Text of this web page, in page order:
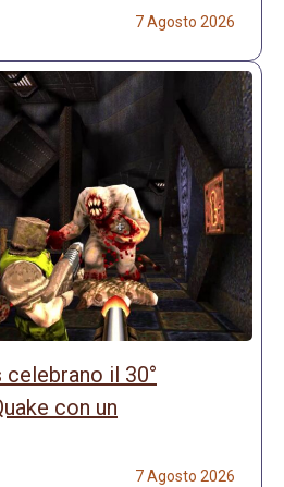
7 Agosto 2026
il 30°
con un
7 Agosto 2026